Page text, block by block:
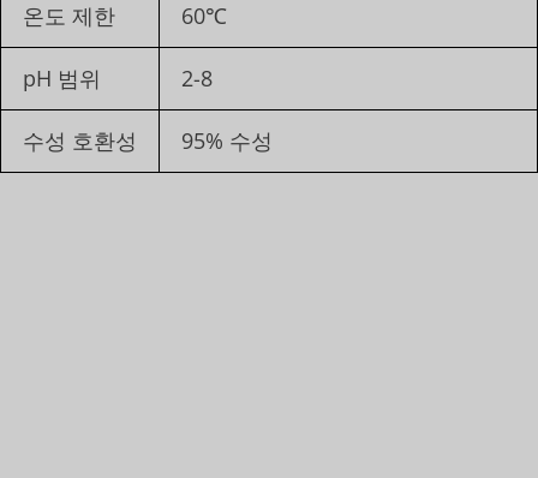
온도 제한 60℃
pH 범위 2-8
수성 호환성 95% 수성